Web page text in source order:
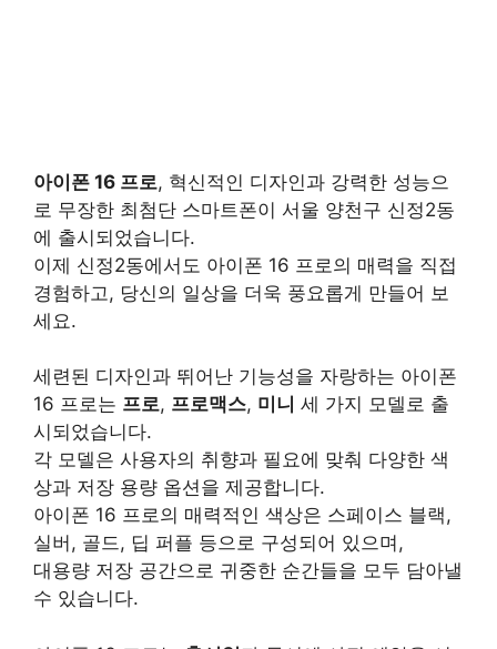
아이폰 16 프로, 혁신적인 디자인과 강력한 성능으
로 무장한 최첨단 스마트폰이 서울 양천구 신정2동
에 출시되었습니다.
이제 신정2동에서도 아이폰 16 프로의 매력을 직접
경험하고, 당신의 일상을 더욱 풍요롭게 만들어 보
세요.
세련된 디자인과 뛰어난 기능성을 자랑하는 아이폰
16 프로는 프로, 프로맥스, 미니 세 가지 모델로 출
시되었습니다.
각 모델은 사용자의 취향과 필요에 맞춰 다양한 색
상과 저장 용량 옵션을 제공합니다.
아이폰 16 프로의 매력적인 색상은 스페이스 블랙,
실버 , 골드, 딥 퍼플 등으로 구성되어 있으며,
대용량 저장 공간으로 귀중한 순간들을 모두 담아낼
수 있습니다.